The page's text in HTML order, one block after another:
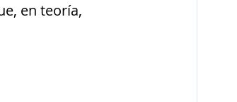
en teoría,